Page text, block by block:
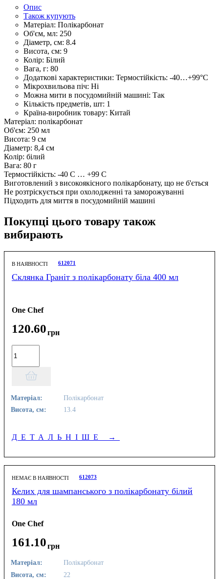
Опис
Також купують
Матеріал: Полікарбонат
Об'єм, мл: 250
Діаметр, см: 8.4
Висота, см: 9
Колір: Білий
Вага, г: 80
Додаткові характеристики: Термостійкість: -40…+99°С
Мікрохвильова піч: Ні
Можна мити в посудомийній машині: Так
Кількість предметів, шт: 1
Країна-виробник товару: Китай
Матеріал: полікарбонат
Об'єм: 250 мл
Висота: 9 см
Діаметр: 8,4 см
Колір: білий
Вага: 80 г
Термостійкість: -40 С … +99 С
Виготовлений з високоякісного полікарбонату, що не б'ється
Не розтріскується при охолодженні та заморожуванні
Підходить для миття в посудомийній машині
Покупці цього товару також
вибирають
В НАЯВНОСТІ 612071
Склянка Граніт з полікарбонату біла 400 мл
One Chef
120.60грн
Матеріал:
Полікарбонат
Висота, см:
13.4
ДЕТАЛЬНІШЕ →
НЕМАЄ В НАЯВНОСТІ 612073
Келих для шампанського з полікарбонату білий
180 мл
One Chef
161.10грн
Матеріал:
Полікарбонат
Висота, см:
22